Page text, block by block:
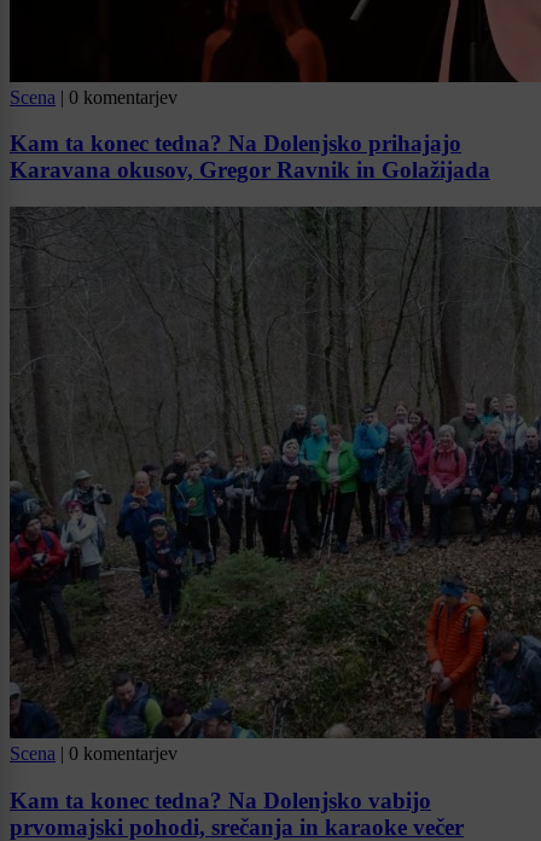
Scena | 0 komentarjev
Kam ta konec tedna? Na Dolenjsko prihajajo
Karavana okusov, Gregor Ravnik in Golažijada
Scena | 0 komentarjev
Kam ta konec tedna? Na Dolenjsko vabijo
prvomajski pohodi, srečanja in karaoke večer